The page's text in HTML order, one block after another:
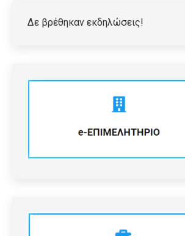
Δε βρέθηκαν εκδηλώσεις!